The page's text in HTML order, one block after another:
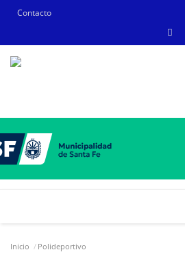
Contacto
Inicio Polideportivo